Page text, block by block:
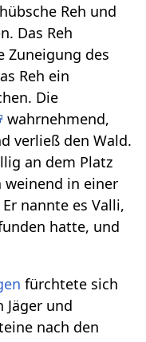
Reh und
Das Reh
Zuneigung des
Reh ein
Die
wahrnehmend,
verließ den Wald.
an dem Platz
weinend in einer
nannte es Valli,
hatte, und
fürchtete sich
und
nach den